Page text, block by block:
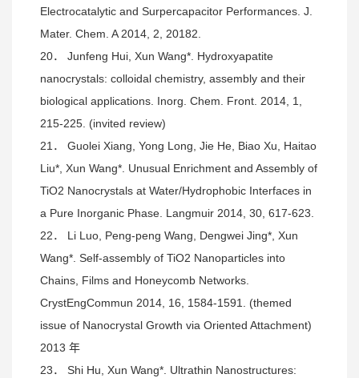
Electrocatalytic and Surpercapacitor Performances. J.
Mater. Chem. A 2014, 2, 20182.
20． Junfeng Hui, Xun Wang*. Hydroxyapatite
nanocrystals: colloidal chemistry, assembly and their
biological applications. Inorg. Chem. Front. 2014, 1,
215-225. (invited review)
21． Guolei Xiang, Yong Long, Jie He, Biao Xu, Haitao
Liu*, Xun Wang*. Unusual Enrichment and Assembly of
TiO2 Nanocrystals at Water/Hydrophobic Interfaces in
a Pure Inorganic Phase. Langmuir 2014, 30, 617-623.
22． Li Luo, Peng-peng Wang, Dengwei Jing*, Xun
Wang*. Self-assembly of TiO2 Nanoparticles into
Chains, Films and Honeycomb Networks.
CrystEngCommun 2014, 16, 1584-1591. (themed
issue of Nanocrystal Growth via Oriented Attachment)
2013 年
23． Shi Hu, Xun Wang*. Ultrathin Nanostructures: